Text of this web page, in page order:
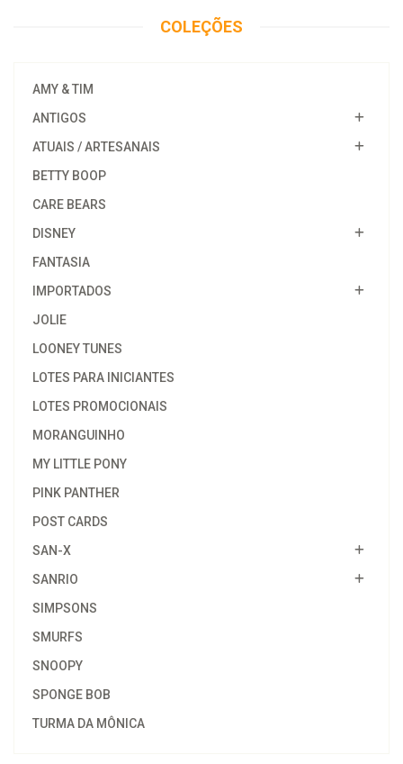
COLEÇÕES
AMY & TIM
ANTIGOS
ATUAIS / ARTESANAIS
BETTY BOOP
CARE BEARS
DISNEY
FANTASIA
IMPORTADOS
JOLIE
LOONEY TUNES
LOTES PARA INICIANTES
LOTES PROMOCIONAIS
MORANGUINHO
MY LITTLE PONY
PINK PANTHER
POST CARDS
SAN-X
SANRIO
SIMPSONS
SMURFS
SNOOPY
SPONGE BOB
TURMA DA MÔNICA